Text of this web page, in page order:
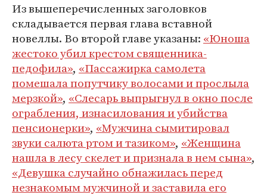
Из вышеперечисленных заголовков
складывается первая глава вставной
новеллы. Во второй главе указаны: «Юноша
жестоко убил крестом священника-
педофила», «Пассажирка самолета
помешала попутчику волосами и прослыла
мерзкой», «Слесарь выпрыгнул в окно после
ограбления, изнасилования и убийства
пенсионерки», «Мужчина сымитировал
звуки салюта ртом и тазиком», «Женщина
нашла в лесу скелет и признала в нем сына»,
«Девушка случайно обнажилась перед
незнакомым мужчиной и заставила его